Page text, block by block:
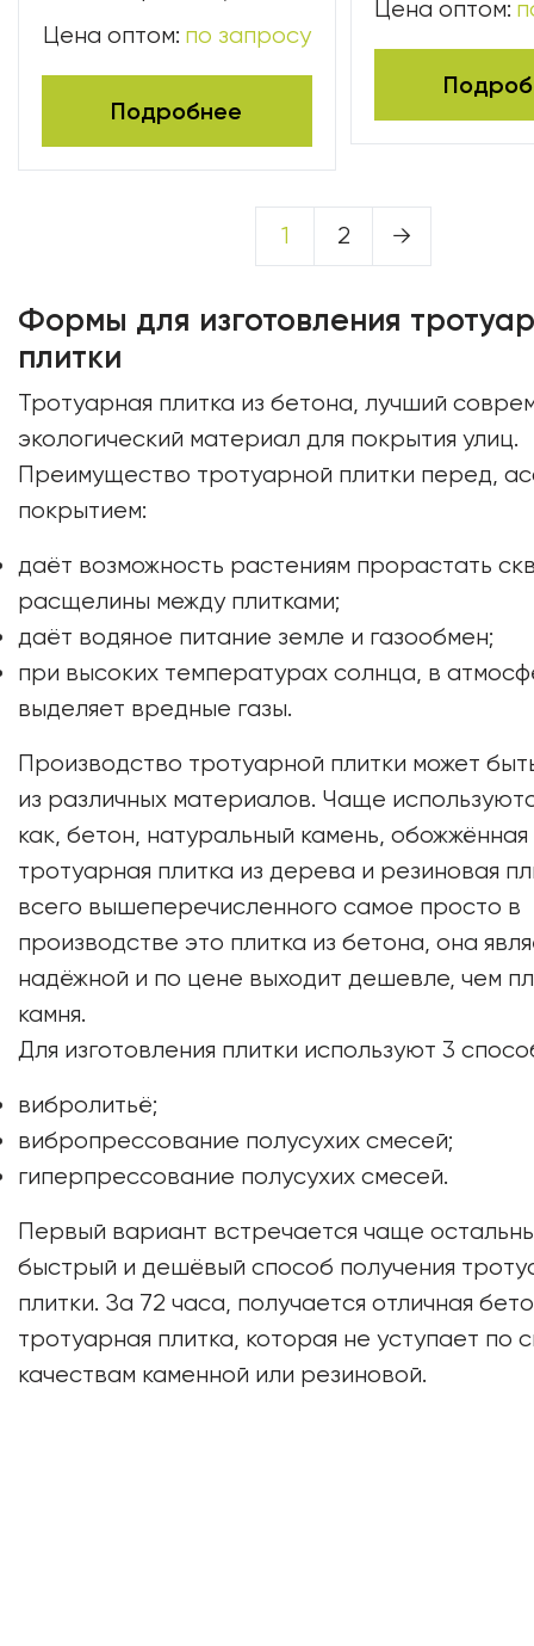
Цена оптом: по запросу
Подробнее
Цена оптом:
1 2 →
Формы для изготовления
плитки
Тротуарная плитка из бетона, лучший
экологический материал для покрытия улиц.
Преимущество тротуарной плитки перед,
покрытием:
даёт возможность растениям прорастать
расщелины между плитками;
даёт водяное питание земле и газообмен;
при высоких температурах солнца, в
выделяет вредные газы.
Производство тротуарной плитки может
из различных материалов. Чаще
как, бетон, натуральный камень, обожжённая
тротуарная плитка из дерева и резиновая
всего вышеперечисленного самое просто в
производстве это плитка из бетона, она
надёжной и по цене выходит дешевле, чем
камня.
Для изготовления плитки используют 3
вибролитьё;
вибропрессование полусухих смесей;
гиперпрессование полусухих смесей.
Первый вариант встречается чаще
быстрый и дешёвый способ получения
плитки. За 72 часа, получается отличная
тротуарная плитка, которая не уступает по
качествам каменной или резиновой.